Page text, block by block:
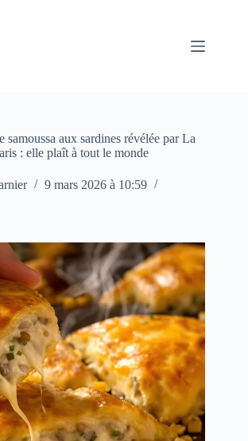
samoussa aux sardines révélée par La
: elle plaît à tout le monde
9 mars 2026 à 10:59